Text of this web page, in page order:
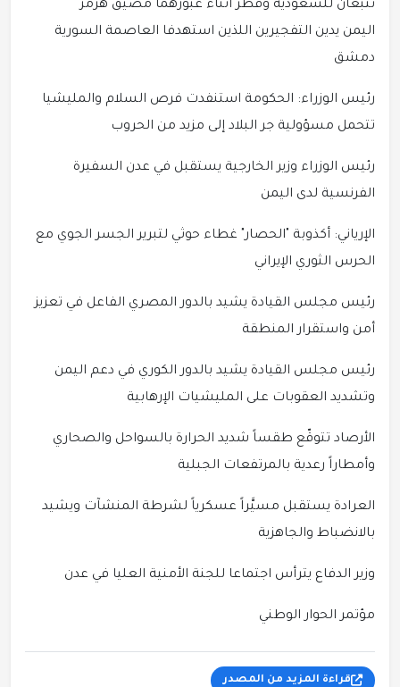
تتبعان للسعودية وقطر أثناء عبورهما مضيق هرمز
اليمن يدين التفجيرين اللذين استهدفا العاصمة السورية
دمشق
رئيس الوزراء: الحكومة استنفدت فرص السلام والمليشيا
تتحمل مسؤولية جر البلاد إلى مزيد من الحروب
رئيس الوزراء وزير الخارجية يستقبل في عدن السفيرة
الفرنسية لدى اليمن
الإرياني: أكذوبة "الحصار" غطاء حوثي لتبرير الجسر الجوي مع
الحرس الثوري الإيراني
رئيس مجلس القيادة يشيد بالدور المصري الفاعل في تعزيز
أمن واستقرار المنطقة
رئيس مجلس القيادة يشيد بالدور الكوري في دعم اليمن
وتشديد العقوبات على المليشيات الإرهابية
الأرصاد تتوقّع طقساً شديد الحرارة بالسواحل والصحاري
وأمطاراً رعدية بالمرتفعات الجبلية
العرادة يستقبل مسيَّراً عسكرياً لشرطة المنشآت ويشيد
بالانضباط والجاهزية
وزير الدفاع يترأس اجتماعا للجنة الأمنية العليا في عدن
مؤتمر الحوار الوطني
قراءة المزيد من المصدر